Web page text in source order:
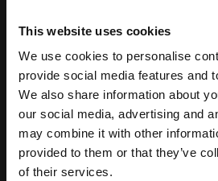
This website uses cookies
We use cookies to personalise
provide social media features and
We also share information about
our social media, advertising and
may combine it with other
provided to them or that they’ve
of their services.